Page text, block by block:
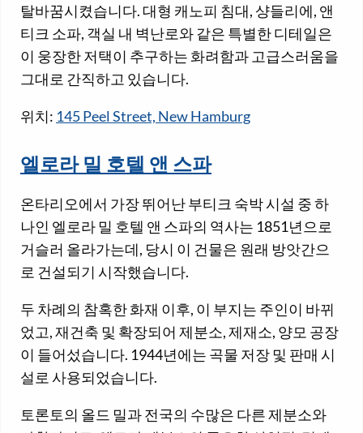
탈바꿈시켰습니다. 대형 캐노피 침대, 샹들리에, 앤
티크 소파, 객실 내 벽난로와 같은 특별한 디테일은
이 웅장한 저택이 추구하는 화려함과 고급스러움을
그대로 간직하고 있습니다.
위치: 145 Peel Street, New Hamburg
엘로라 밀 호텔 앤 스파
온타리오에서 가장 뛰어난 부티크 숙박 시설 중 하
나인 엘로라 밀 호텔 앤 스파의 역사는 1851년으로
거슬러 올라가는데, 당시 이 건물은 원래 방앗간으
로 건설되기 시작했습니다.
두 차례의 참혹한 화재 이후, 이 부지는 주인이 바뀌
었고, 재건축 및 확장되어 제분소, 제재소, 양모 공장
이 들어섰습니다. 1944년에는 곡물 저장 및 판매 시
설로 사용되었습니다.
토론토의 올드 밀과 전국의 수많은 다른 제분소와